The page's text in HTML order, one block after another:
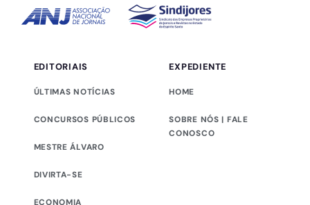
EDITORIAIS
ÚLTIMAS NOTÍCIAS
CONCURSOS PÚBLICOS
MESTRE ÁLVARO
DIVIRTA-SE
ECONOMIA
EXPEDIENTE
HOME
SOBRE NÓS | FALE
CONOSCO